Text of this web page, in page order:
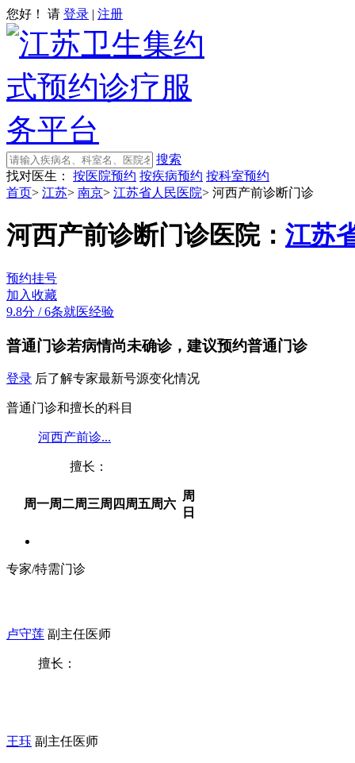
您好！ 请 登录 | 注册
搜索
找对医生：
按医院预约 按疾病预约 按科室预约
首页> 江苏> 南京> 江苏省人民医院> 河西产前诊断门诊
河西产前诊断门诊医院： 江苏
预约挂号
加入收藏
9.8分 / 6条就医经验
普通门诊若病情尚未确诊，建议预约普通门诊
登录 后了解专家最新号源变化情况
普通门诊和擅长的科目
河西产前诊...
擅长：
周一周二周三周四 周五周六
周
日
专家/特需门诊
卢守莲 副主任医师
擅长：
王珏 副主任医师